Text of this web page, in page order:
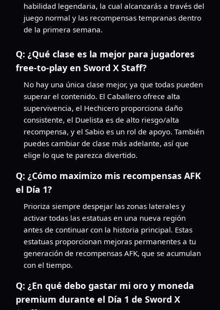
habilidad legendaria, la cual alcanzarás a través del
juego normal y las recompensas tempranas dentro
de la primera semana.
Q: ¿Qué clase es la mejor para jugadores
free-to-play en Sword X Staff?
No hay una única clase mejor, ya que todas pueden
superar el contenido. El Caballero ofrece alta
supervivencia, el Hechicero proporciona daño
consistente, el Duelista es de alto riesgo/alta
recompensa, y el Sabio es un rol de apoyo. También
puedes cambiar de clase más adelante, así que
elige lo que te parezca divertido.
Q: ¿Cómo maximizo mis recompensas AFK
el Día 1?
Prioriza siempre despejar las zonas laterales y
activar todas las estatuas en una nueva región
antes de continuar con la historia principal. Estas
estatuas proporcionan mejoras permanentes a tu
generación de recompensas AFK, que se acumulan
con el tiempo.
Q: ¿En qué debo gastar mi oro y moneda
premium durante el Día 1 de Sword X